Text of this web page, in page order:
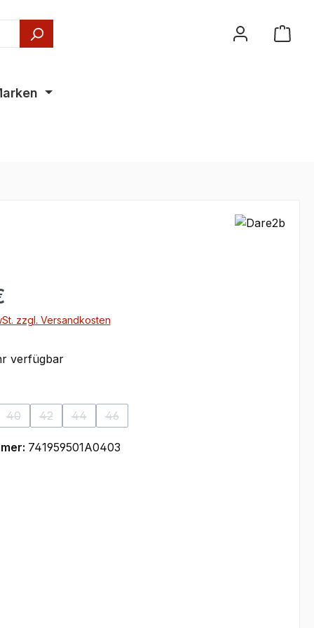
zzgl. Versandkosten
verfügbar
ist zurzeit nicht verfügbar.)
Option ist zurzeit nicht verfügbar.)
40
(Diese Option ist zurzeit nicht verfügbar.)
42
(Diese Option ist zurzeit nicht verfügbar.)
44
(Diese Option ist zurzeit nicht verfügbar.)
46
(Diese Option ist zurzeit nicht verfügbar.)
741959501A0403